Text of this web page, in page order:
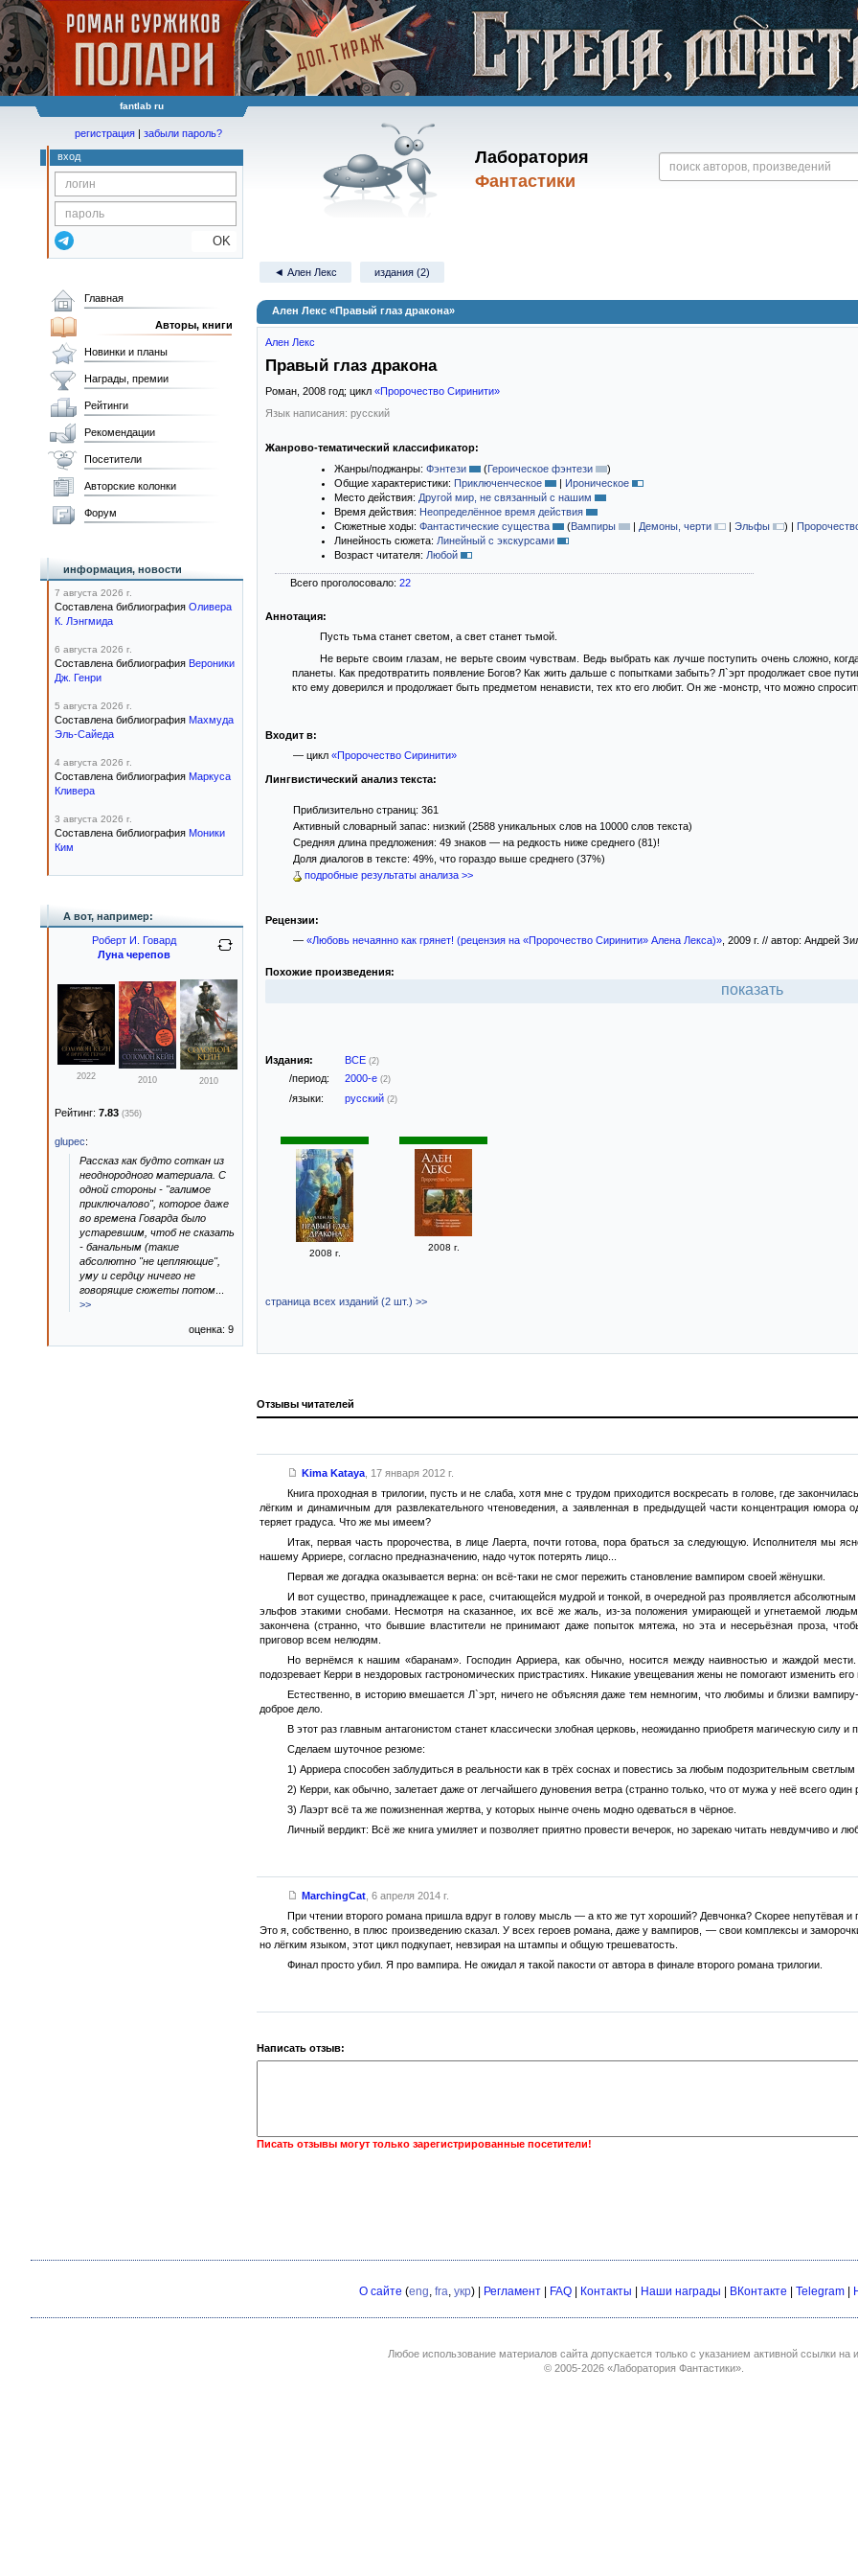
fantlab ru
Лаборатория
Фантастики
регистрация | забыли пароль?
вход
OK
◄ Ален Лекс издания (2)
Ален Лекс «Правый глаз дракона»
Ален Лекс
Правый глаз дракона
Роман, 2008 год; цикл «Пророчество Сиринити»
Язык написания: русский
Жанрово-тематический классификатор:
Жанры/поджанры: Фэнтези (Героическое фэнтези
)
Общие характеристики: Приключенческое | Ироническое
Место действия: Другой мир, не связанный с нашим
Время действия: Неопределённое время действия
Сюжетные ходы: Фантастические существа (Вампиры | Демоны, черти | Эльфы ) |
Линейность сюжета: Линейный с экскурсами
Возраст читателя: Любой
Всего проголосовало: 22
Аннотация:
Пусть тьма станет светом, а свет станет тьмой.
Не верьте своим глазам, не верьте своим чувствам. Ведь выбрать как лучше поступить очень сложно,
планеты. Как предотвратить появление Богов? Как жить дальше с попытками забыть? Л`эрт продолжает свое
кто ему доверился и продолжает быть предметом ненависти, тех кто его любит. Он же -монстр, что можно
Входит в:
— цикл «Пророчество Сиринити»
Лингвистический анализ текста:
Приблизительно страниц: 361
Активный словарный запас: низкий (2588 уникальных слов на 10000 слов текста)
Средняя длина предложения: 49 знаков — на редкость ниже среднего (81)!
Доля диалогов в тексте: 49%, что гораздо выше среднего (37%)
подробные результаты анализа >>
Рецензии:
— «Любовь нечаянно как грянет! (рецензия на «Пророчество Сиринити» Алена Лекса)», 2009 г. // автор: Андрей
Похожие произведения:
показать
Издания: ВСЕ (2)
/период: 2000-е (2)
/языки: русский (2)
2008 г.
2008 г.
страница всех изданий (2 шт.) >>
Отзывы читателей
Kima Kataya, 17 января 2012 г.
Книга проходная в трилогии, пусть и не слаба, хотя мне с трудом приходится воскресать в голове, где
лёгким и динамичным для развлекательного чтеноведения, а заявленная в предыдущей части концентрация
теряет градуса. Что же мы имеем?
Итак, первая часть пророчества, в лице Лаерта, почти готова, пора браться за следующую. Исполнителя мы
нашему Арриере, согласно предназначению, надо чуток потерять лицо...
Первая же догадка оказывается верна: он всё-таки не смог пережить становление вампиром своей жёнушки.
И вот существо, принадлежащее к расе, считающейся мудрой и тонкой, в очередной раз проявляется
эльфов этакими снобами. Несмотря на сказанное, их всё же жаль, из-за положения умирающей и угнетаемой
закончена (странно, что бывшие властители не принимают даже попыток мятежа, но эта и несерьёзная проза,
приговор всем нелюдям.
Но вернёмся к нашим «баранам». Господин Арриера, как обычно, носится между наивностью и жаждой
подозревает Керри в нездоровых гастрономических пристрастиях. Никакие увещевания жены не помогают изменить его
Естественно, в историю вмешается Л`эрт, ничего не объясняя даже тем немногим, что любимы и близки
доброе дело.
В этот раз главным антагонистом станет классически злобная церковь, неожиданно приобретя магическую силу и
Сделаем шуточное резюме:
1) Арриера способен заблудиться в реальности как в трёх соснах и повестись за любым подозрительным
2) Керри, как обычно, залетает даже от легчайшего дуновения ветра (странно только, что от мужа у неё всего один
3) Лаэрт всё та же пожизненная жертва, у которых нынче очень модно одеваться в чёрное.
Личный вердикт: Всё же книга умиляет и позволяет приятно провести вечерок, но зарекаю читать невдумчиво и
MarchingCat, 6 апреля 2014 г.
При чтении второго романа пришла вдруг в голову мысль — а кто же тут хороший? Девчонка? Скорее непутёвая
Это я, собственно, в плюс произведению сказал. У всех героев романа, даже у вампиров, — свои комплексы и
но лёгким языком, этот цикл подкупает, невзирая на штампы и общую трешеватость.
Финал просто убил. Я про вампира. Не ожидал я такой пакости от автора в финале второго романа трилогии.
Написать отзыв:
Писать отзывы могут только зарегистрированные посетители!
Главная
Авторы, книги
Новинки и планы
Награды, премии
Рейтинги
Рекомендации
Посетители
Авторские колонки
Форум
информация, новости
7 августа 2026 г.
Составлена библиография Оливера
К. Лэнгмида
6 августа 2026 г.
Составлена библиография Вероники
Дж. Генри
5 августа 2026 г.
Составлена библиография Махмуда
Эль-Сайеда
4 августа 2026 г.
Составлена библиография Маркуса
Кливера
3 августа 2026 г.
Составлена библиография Моники
Ким
А вот, например:
Роберт И. Говард
Луна черепов
2022 2010 2010
Рейтинг: 7.83 (356)
glupec:
Рассказ как будто соткан из
неоднородного материала. С
одной стороны - "галимое
приключалово", которое даже
во времена Говарда было
устаревшим, чтоб не сказать
- банальным (такие
абсолютно "не цепляющие",
уму и сердцу ничего не
говорящие сюжеты потом
>>
оценка: 9
О сайте (eng fra укр) | Регламент | FAQ | Контакты | Наши награды | ВКонтакте | Telegram |
Любое использование материалов сайта допускается только с указанием активной ссылки на
© 2005-2026 «Лаборатория Фантастики».